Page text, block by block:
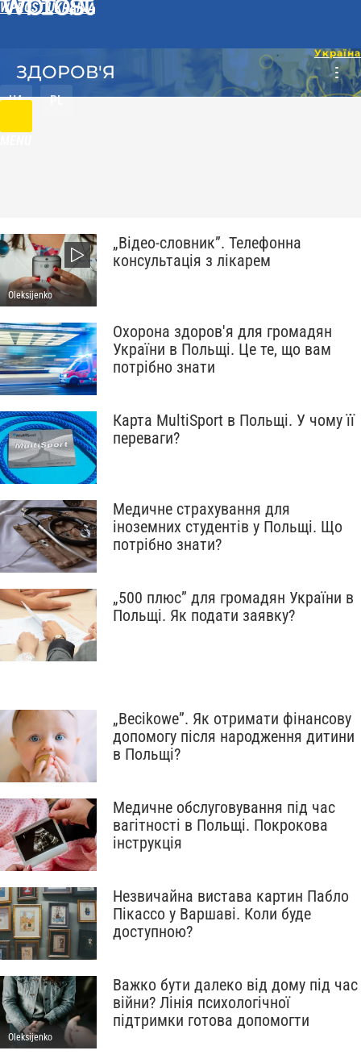
WPROST UKRAINA
UA PL
ЗДОРОВ'Я
Oleksijenko
„Відео-словник”. Телефонна
консультація з лікарем
Охорона здоров'я для громадян
України в Польщі. Це те, що вам
потрібно знати
Карта MultiSport в Польщі. У чому її
переваги?
Медичне страхування для
іноземних студентів у Польщі. Що
потрібно знати?
„500 плюс” для громадян України в
Польщі. Як подати заявку?
„Becikowe”. Як отримати фінансову
допомогу після народження дитини
в Польщі?
Медичне обслуговування під час
вагітності в Польщі. Покрокова
інструкція
Незвичайна вистава картин Пабло
Пікассо у Варшаві. Коли буде
доступною?
Oleksijenko
Важко бути далеко від дому під час
війни? Лінія психологічної
підтримки готова допомогти